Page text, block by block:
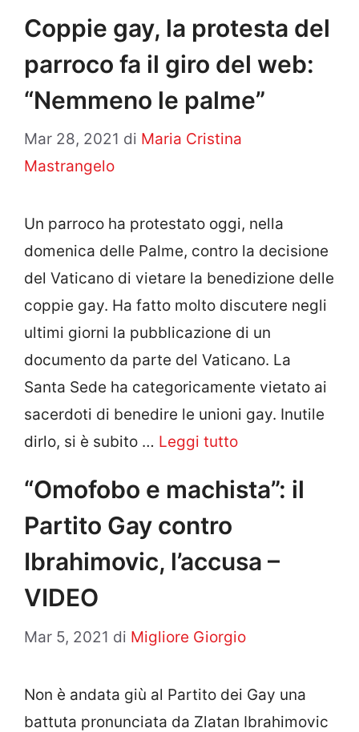
Coppie gay, la protesta del
parroco fa il giro del web:
“Nemmeno le palme”
Mar 28, 2021 di Maria Cristina
Mastrangelo
Un parroco ha protestato oggi, nella
domenica delle Palme, contro la decisione
del Vaticano di vietare la benedizione delle
coppie gay. Ha fatto molto discutere negli
ultimi giorni la pubblicazione di un
documento da parte del Vaticano. La
Santa Sede ha categoricamente vietato ai
sacerdoti di benedire le unioni gay. Inutile
dirlo, si è subito … Leggi tutto
“Omofobo e machista”: il
Partito Gay contro
Ibrahimovic, l’accusa –
VIDEO
Mar 5, 2021 di Migliore Giorgio
Non è andata giù al Partito dei Gay una
battuta pronunciata da Zlatan Ibrahimovic